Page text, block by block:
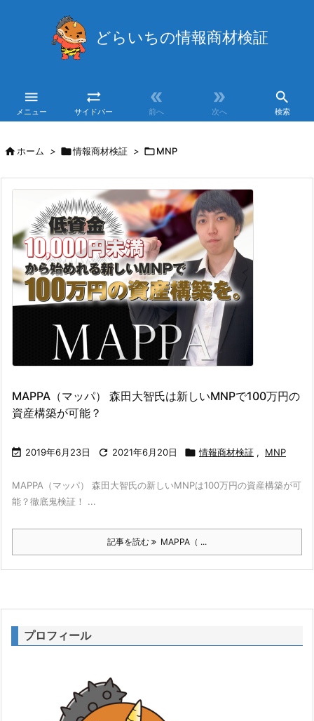
どらいちの情報商材検証

メニュー

サイドバー

前へ

次へ

検索
ホーム > 情報商材検証 > MNP
MAPPA（マッパ） 森田大智氏は新しいMNPで100万円の
資産構築が可能？
 2019年6月23日  2021年6月20日  情報商材検証 , MNP
MAPPA（マッパ） 森田大智氏の新しいMNPは100万円の資産構築が可
能？徹底鬼検証！ ...
記事を読む MAPPA（ ...
プロフィール